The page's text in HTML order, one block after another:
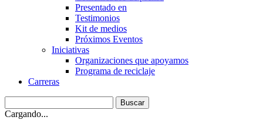
Presentado en
Testimonios
Kit de medios
Próximos Eventos
Iniciativas
Organizaciones que apoyamos
Programa de reciclaje
Carreras
Cargando...